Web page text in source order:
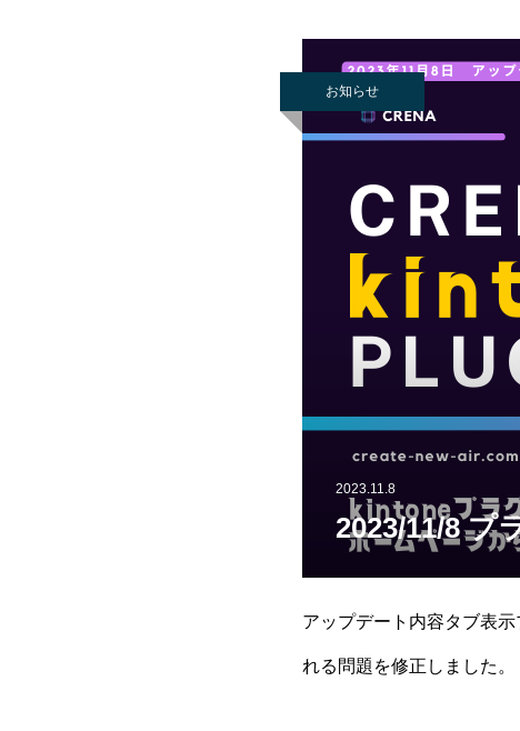
お知らせ
2023.11.8
2023/11/8 プ
アップデート内容タブ表
れる問題を修正しました